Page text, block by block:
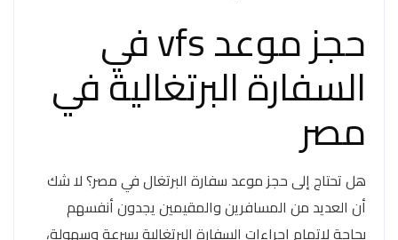
حجز موعد vfs في
السفارة البرتغالية في
مصر
هل تحتاج إلى حجز موعد سفارة البرتغال في مصر؟ لا شك
أن العديد من المسافرين والمقيمين يجدون أنفسهم
بحاجة لإتمام إجراءات السفارة البرتغالية بسرعة وسهولة،